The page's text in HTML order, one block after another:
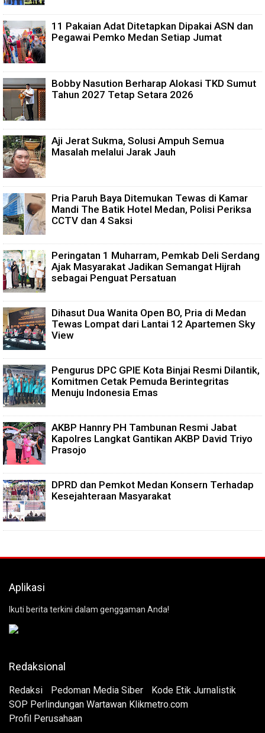
11 Pakaian Adat Ditetapkan Dipakai ASN dan
Pegawai Pemko Medan Setiap Jumat
Bobby Nasution Berharap Alokasi TKD Sumut
Tahun 2027 Tetap Setara 2026
Aji Jerat Sukma, Solusi Ampuh Semua
Masalah melalui Jarak Jauh
Pria Paruh Baya Ditemukan Tewas di Kamar
Mandi The Batik Hotel Medan, Polisi Periksa
CCTV dan 4 Saksi
Peringatan 1 Muharram, Pemkab Deli Serdang
Ajak Masyarakat Jadikan Semangat Hijrah
sebagai Penguat Persatuan
Dihasut Dua Wanita Open BO, Pria di Medan
Tewas Lompat dari Lantai 12 Apartemen Sky
View
Pengurus DPC GPIE Kota Binjai Resmi Dilantik,
Komitmen Cetak Pemuda Berintegritas
Menuju Indonesia Emas
AKBP Hannry PH Tambunan Resmi Jabat
Kapolres Langkat Gantikan AKBP David Triyo
Prasojo
DPRD dan Pemkot Medan Konsern Terhadap
Kesejahteraan Masyarakat
Aplikasi
Ikuti berita terkini dalam genggaman Anda!
Redaksional
Redaksi Pedoman Media Siber
Kode Etik Jurnalistik
SOP Perlindungan Wartawan Klikmetro.com
Profil Perusahaan